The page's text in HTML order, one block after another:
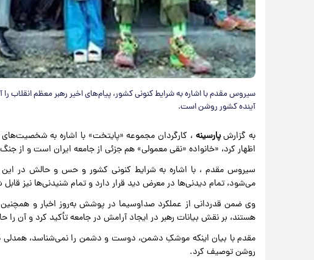
سیروس مقدم با اشاره به شرایط کنونی کشور، پیام‌های اخیر رهبر معظم
آینده کشور روشن است.
به گزارشپارسینه ، کارگردان مجموعه «پایتخت» با اشاره به
اظهار کرد، «خانواده «نقی معمولی» هم جزئی از جامعه ایران است و از
سیروس مقدم ، با اشاره به شرایط کنونی کشور و حس و حالش در این
می‌شود، تمام دیدنی‌ها در معرض دید قرار دارد و تمام شنیدنی‌ها نیز
وی ضمن قدردانی از عملکرد صداوسیما در پوشش به‌روز اخبار و همچنین
هستند، بر نقش بیانات رهبر در ایجاد آرامش در جامعه تأکید کرد و آن
مقدم با بیان اینکه موشکِ دشمن، دوست و دشمن را نمی‌شناسد، همدلی
روشن توصیف کرد.